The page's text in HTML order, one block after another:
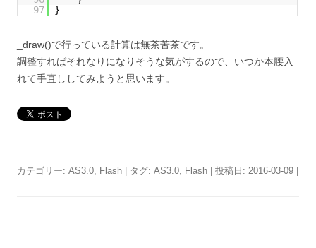
97
}
_draw()で行っている計算は無茶苦茶です。
調整すればそれなりになりそうな気がするので、いつか本腰入
れて手直ししてみようと思います。
カテゴリー: AS3.0, Flash | タグ: AS3.0, Flash | 投稿日: 2016-03-09